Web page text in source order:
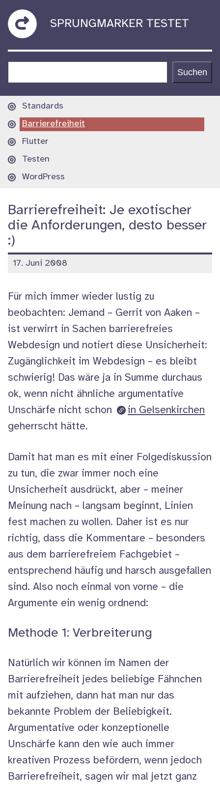
Zum
Inhalt
springen
sprungmarker
testet
SPRUNGMARKER TESTET
Suchen
Hauptnavigation
Standards
Barrierefreiheit
Flutter
Testen
WordPress
Barrierefreiheit: Je exotischer
die Anforderungen, desto besser
:)
veröffentlicht
17. Juni 2008
Für mich immer wieder lustig zu
beobachten: Jemand – Gerrit von Aaken –
ist verwirrt in Sachen barrierefreies
Webdesign und notiert diese Unsicherheit:
Zugänglichkeit im Webdesign – es bleibt
schwierig! Das wäre ja in Summe durchaus
ok, wenn nicht ähnliche argumentative
Unschärfe nicht schon
in Gelsenkirchen
geherrscht hätte.
Damit hat man es mit einer Folgediskussion
zu tun, die zwar immer noch eine
Unsicherheit ausdrückt, aber – meiner
Meinung nach – langsam beginnt, Linien
fest machen zu wollen. Daher ist es nur
richtig, dass die Kommentare – besonders
aus dem barrierefreiem Fachgebiet –
entsprechend häufig und harsch ausgefallen
sind. Also noch einmal von vorne – die
Argumente ein wenig ordnend:
Methode 1: Verbreiterung
Natürlich wir können im Namen der
Barrierefreiheit jedes beliebige Fähnchen
mit aufziehen, dann hat man nur das
bekannte Problem der Beliebigkeit.
Argumentative oder konzeptionelle
Unschärfe kann den wie auch immer
kreativen Prozess befördern, wenn jedoch
Barrierefreiheit, sagen wir mal jetzt ganz